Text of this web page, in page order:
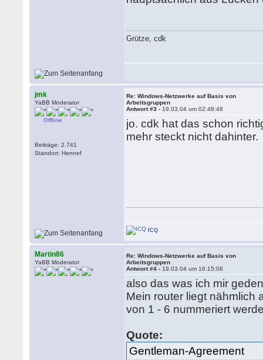
Grütze, cdk
jmk
YaBB Moderator
Offline
Beiträge: 2.741
Standort: Hennef
Re: Windows-Netzwerke auf Basis von
Arbeitsgruppen
Antwort #3 - 19.03.04 um 02:48:48
jo. cdk hat das schon
mehr steckt nicht dahinter.
ICQ
Martin86
YaBB Moderator
Re: Windows-Netzwerke auf Basis von
Arbeitsgruppen
Antwort #4 - 19.03.04 um 16:15:08
also das was ich mir
Mein router liegt nähmlich
von 1 - 6 nummeriert
Quote:
Gentleman-Agreement